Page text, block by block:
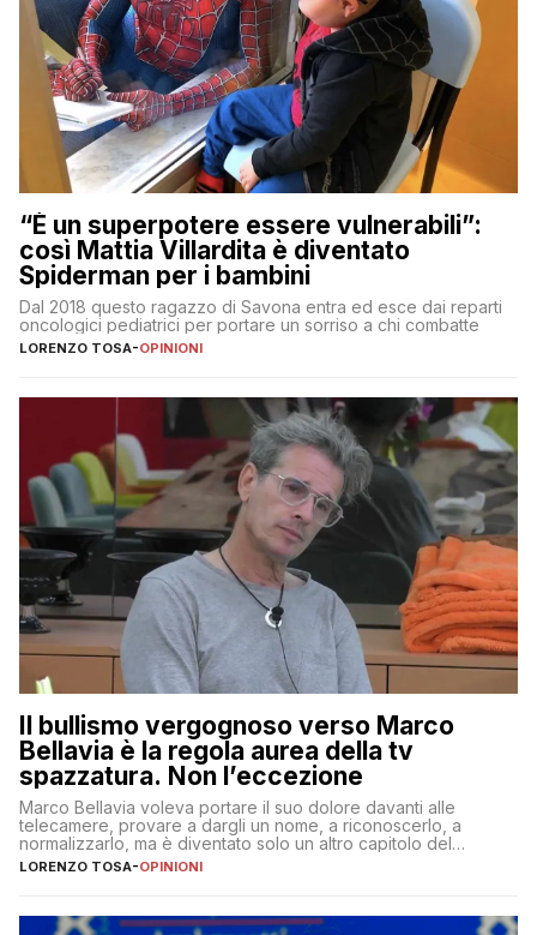
“È un superpotere essere vulnerabili”:
così Mattia Villardita è diventato
Spiderman per i bambini
Dal 2018 questo ragazzo di Savona entra ed esce dai reparti
oncologici pediatrici per portare un sorriso a chi combatte
LORENZO TOSA-OPINIONI
Il bullismo vergognoso verso Marco
Bellavia è la regola aurea della tv
spazzatura. Non l’eccezione
Marco Bellavia voleva portare il suo dolore davanti alle
telecamere, provare a dargli un nome, a riconoscerlo, a
normalizzarlo, ma è diventato solo un altro capitolo del
copione
LORENZO TOSA-OPINIONI